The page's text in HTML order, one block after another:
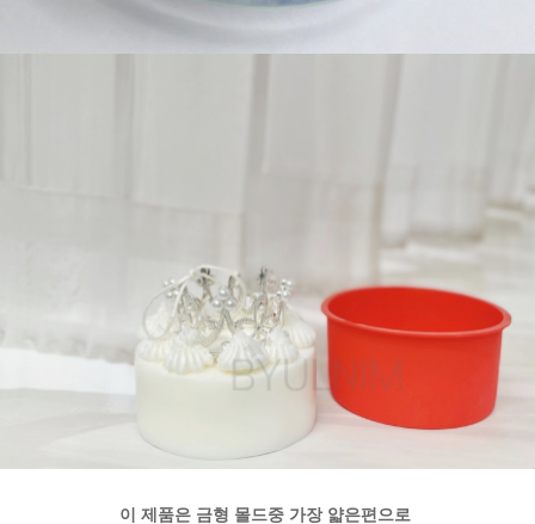
이 제품은 금형 몰드중 가장 얇은편으로